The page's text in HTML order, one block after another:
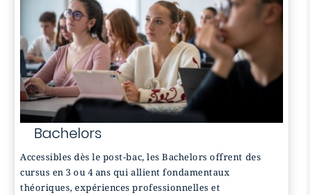
Bachelors
Accessibles dès le post-bac, les Bachelors offrent des
cursus en 3 ou 4 ans qui allient fondamentaux
théoriques, expériences professionnelles et